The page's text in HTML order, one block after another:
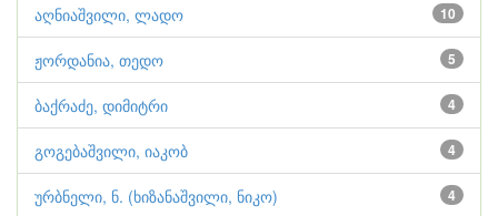
10
აღნიაშვილი, ლადო
5
ჟორდანია, თედო
4
ბაქრაძე, დიმიტრი
4
გოგებაშვილი, იაკობ
4
ურბნელი, ნ. (ხიზანაშვილი, ნიკო)